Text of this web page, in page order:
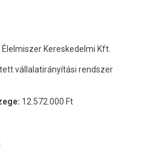
Élelmiszer Kereskedelmi Kft.
vállalatirányítási rendszer
12.572.000 Ft